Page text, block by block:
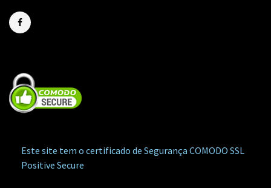
Este site tem o certificado de Segurança COMODO SSL
Positive Secure